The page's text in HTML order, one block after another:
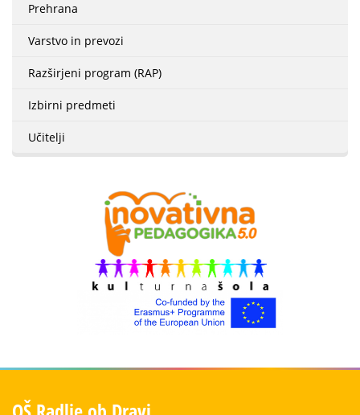
Prehrana
Varstvo in prevozi
Razširjeni program (RAP)
Izbirni predmeti
Učitelji